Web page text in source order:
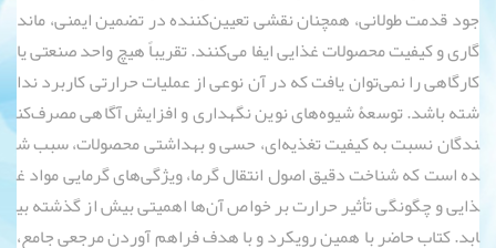
جود قدمت طولانی، همچنان نقشی تعیین‌کننده در تضمین ایمنی، ماند
گاری و کیفیت محصولات غذایی ایفا می‌کنند. تقریباً هیچ واحد صنعتی یا
کارگاهی را نمی‌توان یافت که در آن نوعی از عملیات حرارتی کاربرد ندا
شته باشد. توسعۀ شیوه‌های نوین نگهداری و افزایش آگاهی مصرف‌کن
ندگان نسبت به کیفیت تغذیه‌ای، حسی و بهداشتی محصولات، سبب ش
ده است که شناخت دقیق اصول انتقال گرما، ویژگی‌های گرمایی مواد غ
ذایی و چگونگی تأثیر حرارت بر خواص آن‌ها اهمیتی بیش از گذشته بی
ابد. کتاب حاضر با همین رویکرد و با هدف فراهم آوردن مرجعی جامع،